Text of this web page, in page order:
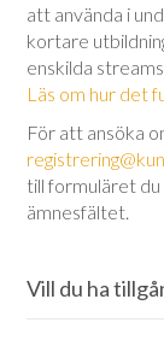
att använda i
kortare
enskilda
Läs om hur det
För att ansöka
till formuläret du
ämnesfältet.
Vill du ha